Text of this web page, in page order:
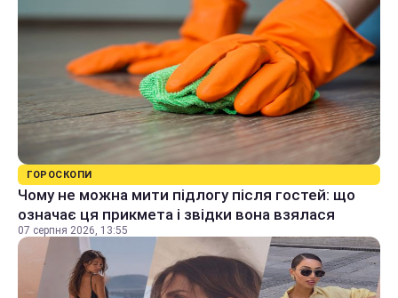
ГОРОСКОПИ
Чому не можна мити підлогу після гостей: що
означає ця прикмета і звідки вона взялася
07 серпня 2026, 13:55